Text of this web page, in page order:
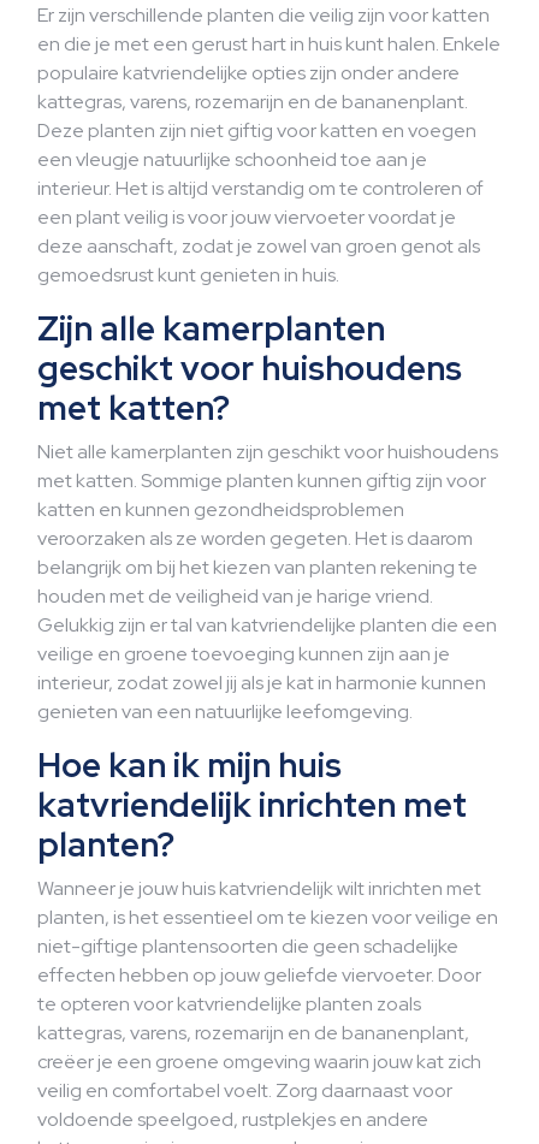
Er zijn verschillende planten die veilig zijn voor katten
en die je met een gerust hart in huis kunt halen. Enkele
populaire katvriendelijke opties zijn onder andere
kattegras, varens, rozemarijn en de bananenplant.
Deze planten zijn niet giftig voor katten en voegen
een vleugje natuurlijke schoonheid toe aan je
interieur. Het is altijd verstandig om te controleren of
een plant veilig is voor jouw viervoeter voordat je
deze aanschaft, zodat je zowel van groen genot als
gemoedsrust kunt genieten in huis.
Zijn alle kamerplanten
geschikt voor huishoudens
met katten?
Niet alle kamerplanten zijn geschikt voor huishoudens
met katten. Sommige planten kunnen giftig zijn voor
katten en kunnen gezondheidsproblemen
veroorzaken als ze worden gegeten. Het is daarom
belangrijk om bij het kiezen van planten rekening te
houden met de veiligheid van je harige vriend.
Gelukkig zijn er tal van katvriendelijke planten die een
veilige en groene toevoeging kunnen zijn aan je
interieur, zodat zowel jij als je kat in harmonie kunnen
genieten van een natuurlijke leefomgeving.
Hoe kan ik mijn huis
katvriendelijk inrichten met
planten?
Wanneer je jouw huis katvriendelijk wilt inrichten met
planten, is het essentieel om te kiezen voor veilige en
niet-giftige plantensoorten die geen schadelijke
effecten hebben op jouw geliefde viervoeter. Door
te opteren voor katvriendelijke planten zoals
kattegras, varens, rozemarijn en de bananenplant,
creëer je een groene omgeving waarin jouw kat zich
veilig en comfortabel voelt. Zorg daarnaast voor
voldoende speelgoed, rustplekjes en andere